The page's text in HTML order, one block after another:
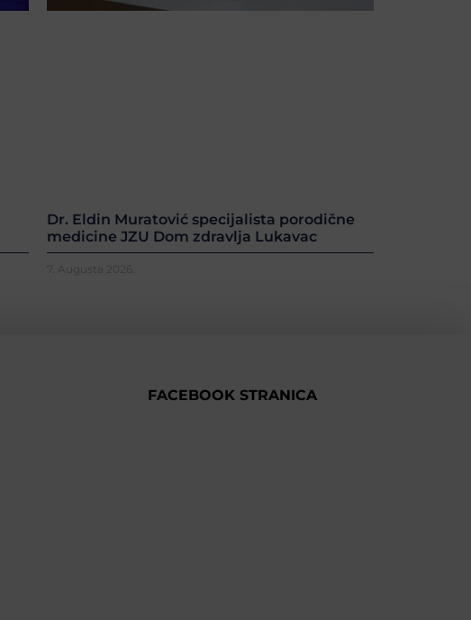
Dr. Eldin Muratović specijalista porodične
medicine JZU Dom zdravlja Lukavac
7. Augusta 2026.
FACEBOOK STRANICA